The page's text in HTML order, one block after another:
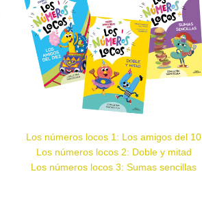
Los números locos 1: Los amigos del 10
Los números locos 2: Doble y mitad
Los números locos 3: Sumas sencillas